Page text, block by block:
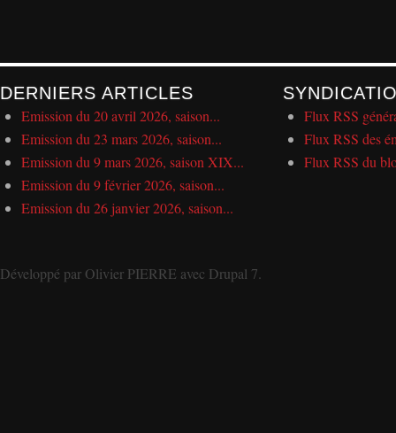
DERNIERS ARTICLES
Emission du 20 avril 2026, saison...
Emission du 23 mars 2026, saison...
Emission du 9 mars 2026, saison XIX...
Emission du 9 février 2026, saison...
Emission du 26 janvier 2026, saison...
Flux RSS
Flux RSS des
Flux RSS du
Développé par Olivier PIERRE avec Drupal 7